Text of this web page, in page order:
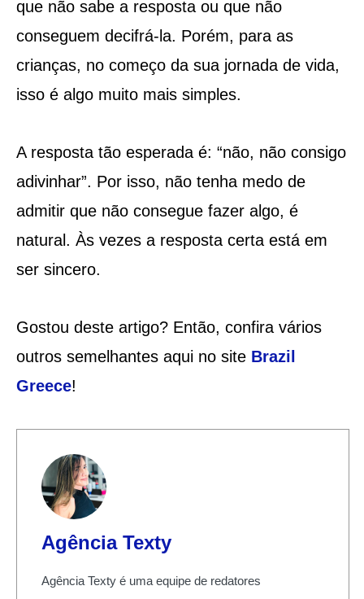
que não sabe a resposta ou que não
conseguem decifrá-la. Porém, para as
crianças, no começo da sua jornada de vida,
isso é algo muito mais simples.
A resposta tão esperada é: “não, não consigo
adivinhar”. Por isso, não tenha medo de
admitir que não consegue fazer algo, é
natural. Às vezes a resposta certa está em
ser sincero.
Gostou deste artigo? Então, confira vários
outros semelhantes aqui no site Brazil
Greece!
Agência Texty
Agência Texty é uma equipe de redatores